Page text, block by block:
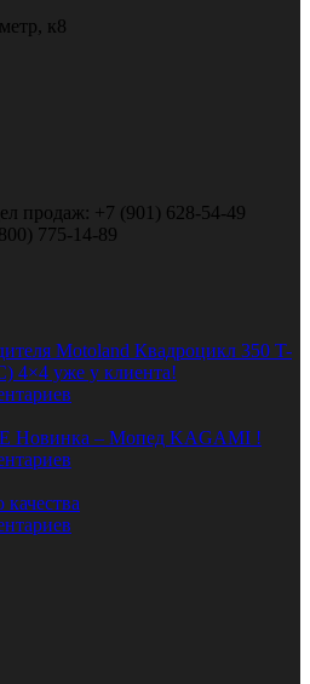
к8
продаж: +7 (901) 628-54-49
775-14-89
Motoland Квадроцикл 350 T-
4×4 уже у клиента!
– Мопед KAGAMI !
качества